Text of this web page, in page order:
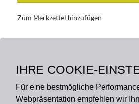
IHRE COOKIE-
Für eine bestmögliche
Webpräsentation empfehlen wir
Zum Merkzettel hinzufügen
BESCHREIBUNG